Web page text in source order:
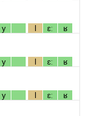
y l ɛː ʁ
y l ɛː ʁ
y l ɛː ʁ